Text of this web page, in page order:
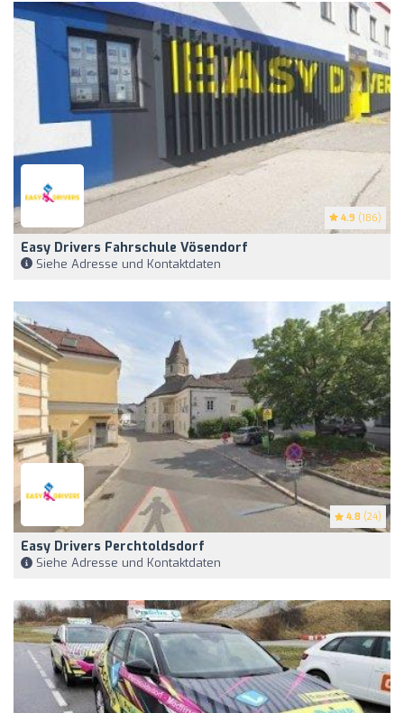
4.9 (186)
Easy Drivers Fahrschule Vösendorf
Siehe Adresse und Kontaktdaten
4.8 (24)
Easy Drivers Perchtoldsdorf
Siehe Adresse und Kontaktdaten